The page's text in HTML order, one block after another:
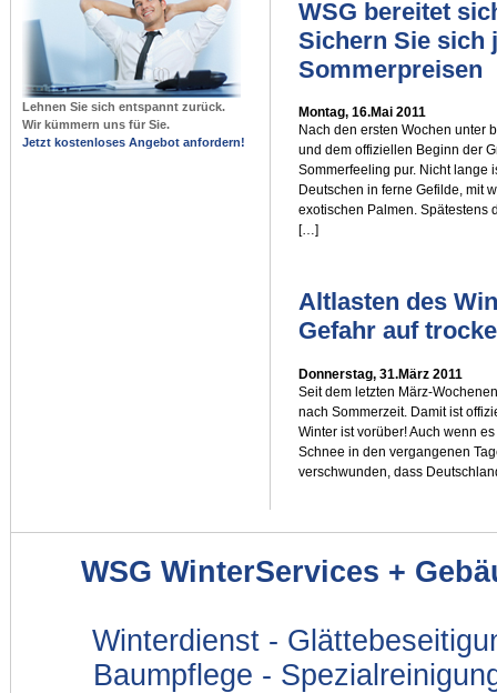
Lehnen Sie sich entspannt zurück.
Wir kümmern uns für Sie.
Jetzt kostenloses Angebot anfordern!
WSG bereitet
Sichern Sie sich
Sommerpreisen
Montag, 16.Mai 2011
Nach den ersten Wochen unter
und dem offiziellen Beginn der
Sommerfeeling pur. Nicht lange
Deutschen in ferne Gefilde, mit
exotischen Palmen. Spätestens
[…]
Altlasten des
Gefahr auf
Donnerstag, 31.März 2011
Seit dem letzten März-
nach Sommerzeit. Damit ist
Winter ist vorüber! Auch wenn
Schnee in den vergangenen
verschwunden, dass
WSG WinterServices +
Winterdienst -
Baumpflege -